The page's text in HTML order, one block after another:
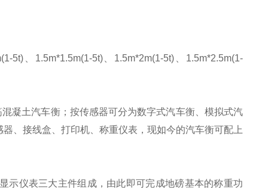
5t)、1.5m*1.5m(1-5t)、1.5m*2m(1-5t)、1.5m*2.5m(1-
凝土汽车衡；按传感器可分为数字式汽车衡、模拟式汽
、接线盒、打印机、称重仪表，现如今的汽车衡可配上
示仪表三大主件组成，由此即可完成地磅基本的称重功